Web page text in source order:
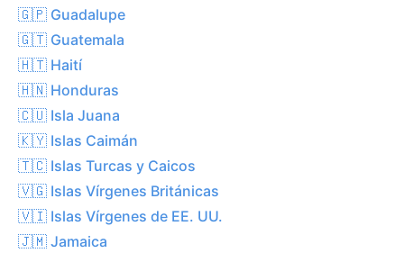
🇬🇵 Guadalupe
🇬🇹 Guatemala
🇭🇹 Haití
🇭🇳 Honduras
🇨🇺 Isla Juana
🇰🇾 Islas Caimán
🇹🇨 Islas Turcas y Caicos
🇻🇬 Islas Vírgenes Británicas
🇻🇮 Islas Vírgenes de EE. UU.
🇯🇲 Jamaica